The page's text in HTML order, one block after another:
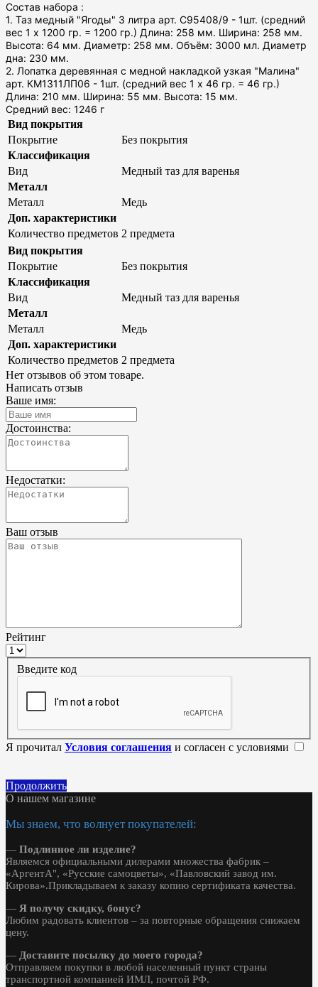
Состав набора :
1. Таз медный "Ягоды" 3 литра арт. С95408/9 - 1шт. (средний
вес 1 х 1200 гр. = 1200 гр.) Длина: 258 мм. Ширина: 258 мм.
Высота: 64 мм. Диаметр: 258 мм. Объём: 3000 мл. Диаметр
дна: 230 мм.
2. Лопатка деревянная с медной накладкой узкая "Малина"
арт. КМ1311ЛП06 - 1шт. (средний вес 1 х 46 гр. = 46 гр.)
Длина: 210 мм. Ширина: 55 мм. Высота: 15 мм.
Средний вес: 1246 г
Вид покрытия
Покрытие
Без покрытия
Классификация
Вид
Медный таз для варенья
Металл
Металл
Медь
Доп. характеристики
Количество предметов 2 предмета
Вид покрытия
Покрытие
Без покрытия
Классификация
Вид
Медный таз для варенья
Металл
Металл
Медь
Доп. характеристики
Количество предметов 2 предмета
Нет отзывов об этом товаре.
Написать отзыв
Ваше имя:
Достоинства:
Недостатки:
Ваш отзыв
Рейтинг
Введите код
Я прочитал Условия соглашения и согласен с условиями
Продолжить
О нашем магазине
Мы знаем, что волнует покупателей:
— Подлинное ли изделие?
Являемся официальными дилерами множества фабрик –
«АргентА", «Русские самоцветы», «Павловский завод им.
Кирова».Прикладываем к заказу копию сертификата качества.
— Я получу скидку, бонус?
Любим радовать клиентов – за повторные обращения снижаем
цену.
— Доставите посылку до моего города?
Отправляем покупки в любой населенный пункт страны
транспортной компанией ИМЛ, почтой РФ.